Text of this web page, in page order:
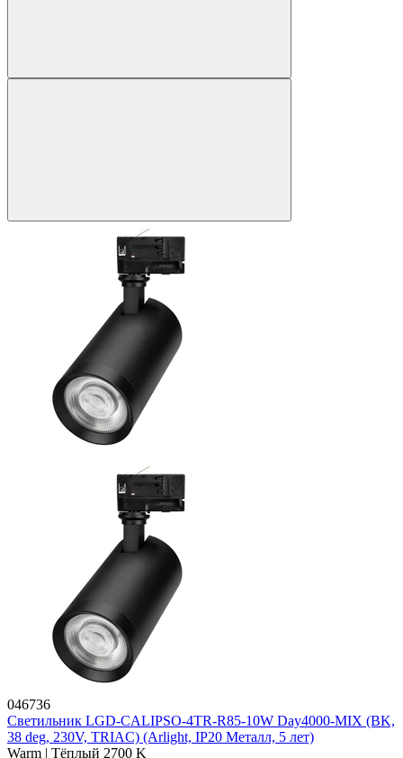
046736
Светильник LGD-CALIPSO-4TR-R85-10W Day4000-MIX (BK,
38 deg, 230V, TRIAC) (Arlight, IP20 Металл, 5 лет)
Warm | Тёплый 2700 K